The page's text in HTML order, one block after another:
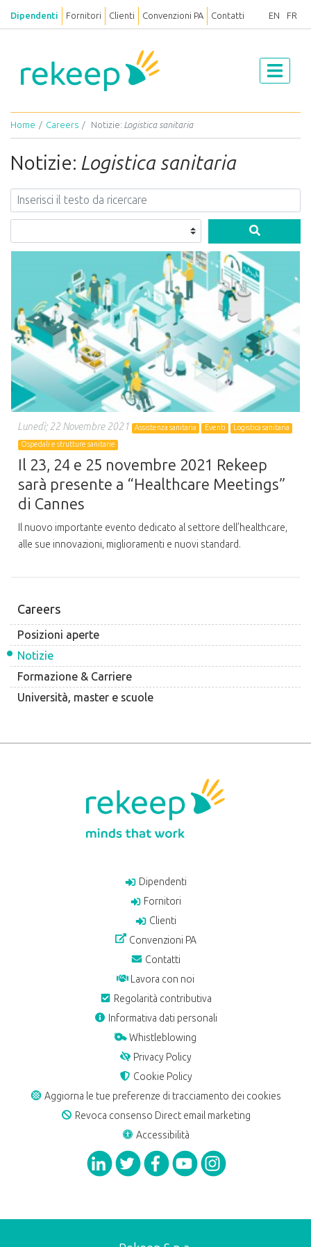
Dipendenti Fornitori Clienti Convenzioni PA Contatti EN FR
Home Careers Notizie: Logistica sanitaria
Careers
Posizioni aperte
Notizie
Formazione & Carriere
Università, master e scuole
Notizie: Logistica sanitaria
Lunedì; 22 Novembre 2021 Assistenza sanitaria Eventi
Logistica sanitaria
Ospedali e strutture sanitarie
Il 23, 24 e 25 novembre 2021 Rekeep
sarà presente a “Healthcare Meetings”
di Cannes
Il nuovo importante evento dedicato al settore dell’healthcare,
alle sue innovazioni, miglioramenti e nuovi standard.
Dipendenti
Fornitori
Clienti
Convenzioni PA
Contatti
Lavora con noi
Regolarità contributiva
Informativa dati personali
Whistleblowing
Privacy Policy
Cookie Policy
Aggiorna le tue preferenze di tracciamento dei cookies
Revoca consenso Direct email marketing
Accessibilità